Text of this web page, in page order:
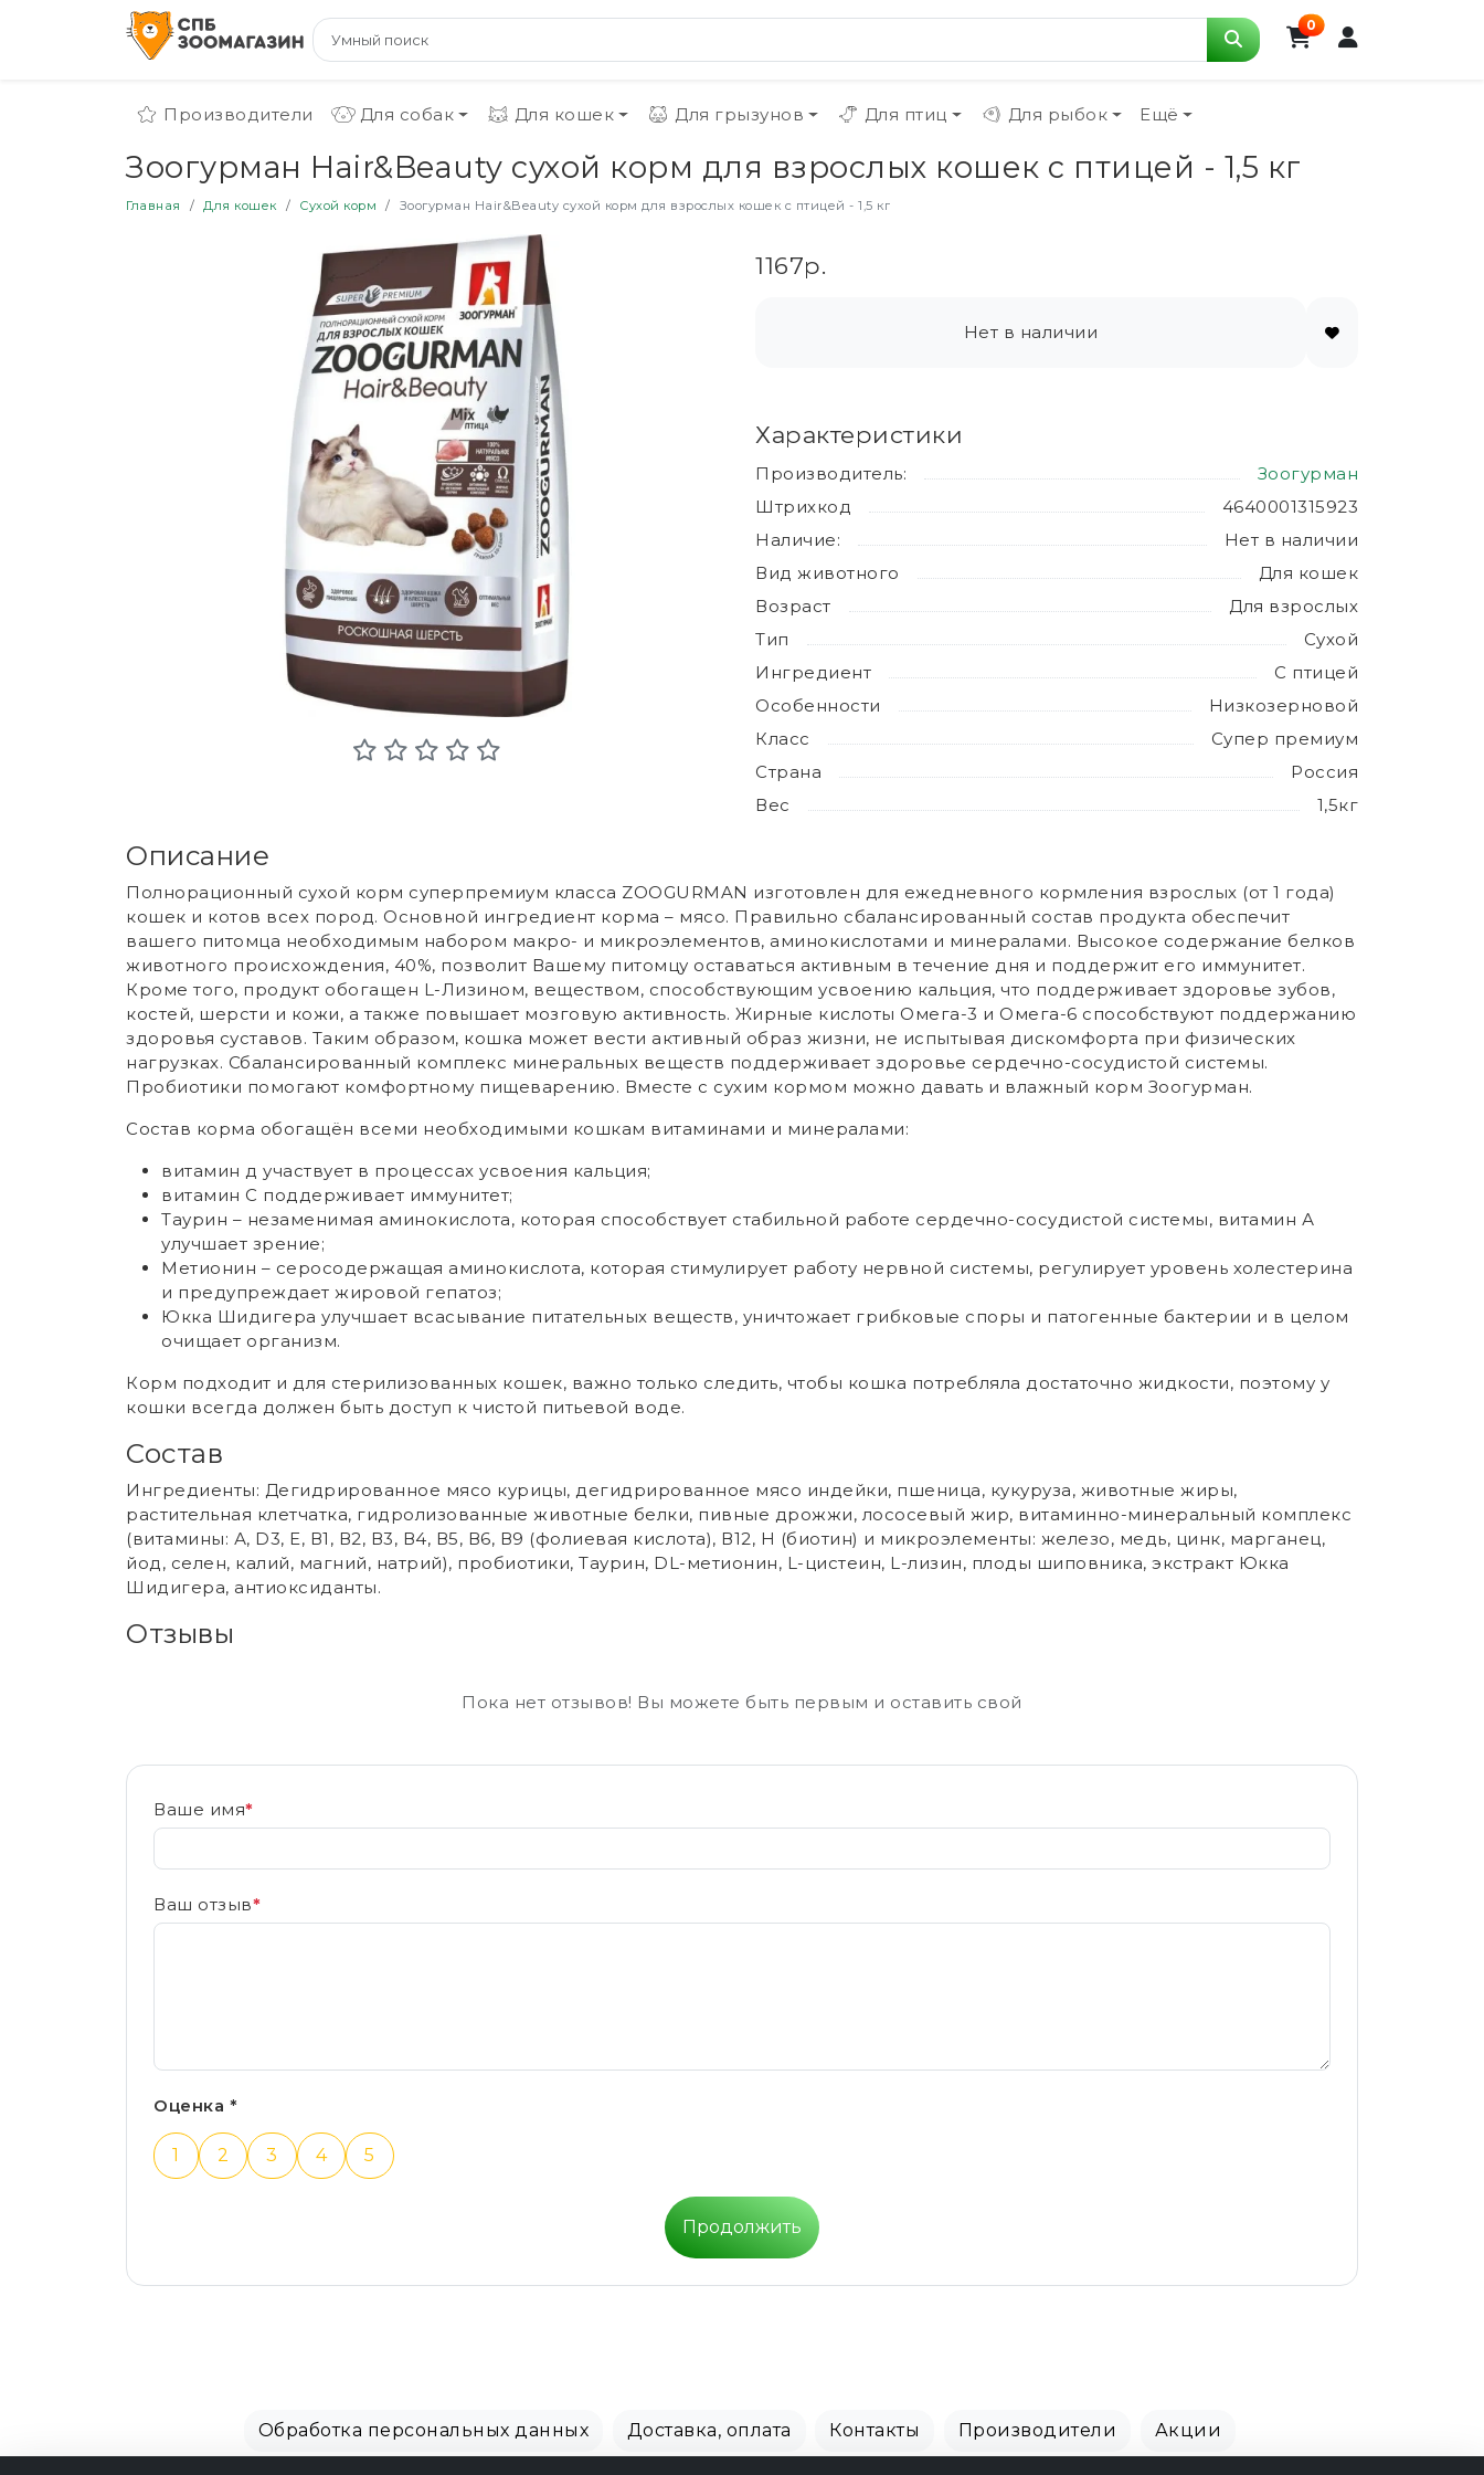
0
Производители Для собак Для кошек Для грызунов Для птиц Для рыбок Ещё
Зоогурман Hair&Beauty сухой корм для взрослых кошек с птицей - 1,5 кг
Главная Для кошек Сухой корм Зоогурман Hair&Beauty сухой корм для взрослых кошек с птицей - 1,5 кг
1167р.
Нет в наличии
Характеристики
Производитель:
Зоогурман
Штрихкод
4640001315923
Наличие:
Нет в наличии
Вид животного
Для кошек
Возраст
Для взрослых
Тип
Сухой
Ингредиент
С птицей
Особенности
Низкозерновой
Класс
Супер премиум
Страна
Россия
Вес
1,5кг
Описание
Полнорационный сухой корм суперпремиум класса ZOOGURMAN изготовлен для ежедневного кормления взрослых (от 1 года)
кошек и котов всех пород. Основной ингредиент корма – мясо. Правильно сбалансированный состав продукта обеспечит
вашего питомца необходимым набором макро- и микроэлементов, аминокислотами и минералами. Высокое содержание белков
животного происхождения, 40%, позволит Вашему питомцу оставаться активным в течение дня и поддержит его иммунитет.
Кроме того, продукт обогащен L-Лизином, веществом, способствующим усвоению кальция, что поддерживает здоровье зубов,
костей, шерсти и кожи, а также повышает мозговую активность. Жирные кислоты Омега-3 и Омега-6 способствуют поддержанию
здоровья суставов. Таким образом, кошка может вести активный образ жизни, не испытывая дискомфорта при физических
нагрузках. Сбалансированный комплекс минеральных веществ поддерживает здоровье сердечно-сосудистой системы.
Пробиотики помогают комфортному пищеварению. Вместе с сухим кормом можно давать и влажный корм Зоогурман.
Состав корма обогащён всеми необходимыми кошкам витаминами и минералами:
витамин д участвует в процессах усвоения кальция;
витамин С поддерживает иммунитет;
Таурин – незаменимая аминокислота, которая способствует стабильной работе сердечно-сосудистой системы, витамин А
улучшает зрение;
Метионин – серосодержащая аминокислота, которая стимулирует работу нервной системы, регулирует уровень холестерина
и предупреждает жировой гепатоз;
Юкка Шидигера улучшает всасывание питательных веществ, уничтожает грибковые споры и патогенные бактерии и в целом
очищает организм.
Корм подходит и для стерилизованных кошек, важно только следить, чтобы кошка потребляла достаточно жидкости, поэтому у
кошки всегда должен быть доступ к чистой питьевой воде.
Состав
Ингредиенты: Дегидрированное мясо курицы, дегидрированное мясо индейки, пшеница, кукуруза, животные жиры,
растительная клетчатка, гидролизованные животные белки, пивные дрожжи, лососевый жир, витаминно-минеральный комплекс
(витамины: А, D3, Е, В1, В2, В3, В4, В5, В6, В9 (фолиевая кислота), В12, Н (биотин) и микроэлементы: железо, медь, цинк, марганец,
йод, селен, калий, магний, натрий), пробиотики, Таурин, DL-метионин, L-цистеин, L-лизин, плоды шиповника, экстракт Юкка
Шидигера, антиоксиданты.
Отзывы
Пока нет отзывов! Вы можете быть первым и оставить свой
Ваше имя*
Ваш отзыв*
Оценка *
1 2 3 4 5
Продолжить
Обработка персональных данных Доставка, оплата Контакты Производители Акции